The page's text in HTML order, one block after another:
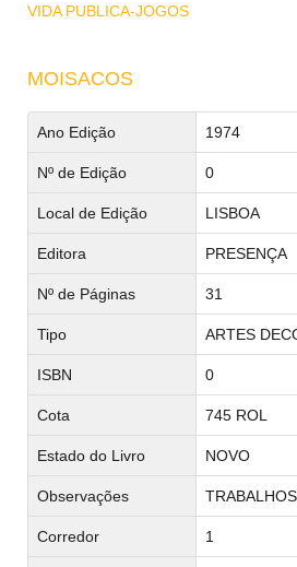
VIDA PUBLICA-JOGOS
MOISACOS
Ano Edição 1974
Nº de Edição 0
Local de Edição LISBOA
Editora PRESENÇA
Nº de Páginas 31
Tipo ARTES
ISBN 0
Cota 745 ROL
Estado do Livro NOVO
Observações
Corredor 1